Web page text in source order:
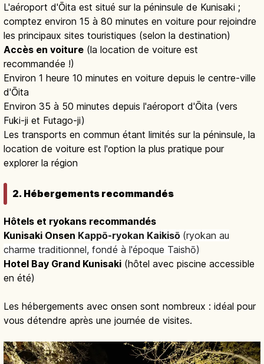
L'aéroport d'Ōita est situé sur la péninsule de Kunisaki ;
comptez environ 15 à 80 minutes en voiture pour rejoindre
les principaux sites touristiques (selon la destination)
Accès en voiture (la location de voiture est
recommandée !)
Environ 1 heure 10 minutes en voiture depuis le centre-ville
d'Ōita
Environ 35 à 50 minutes depuis l'aéroport d'Ōita (vers
Fuki-ji et Futago-ji)
Les transports en commun étant limités sur la péninsule, la
location de voiture est l'option la plus pratique pour
explorer la région
2. Hébergements recommandés
Hôtels et ryokans recommandés
Kunisaki Onsen Kappō-ryokan Kaikisō (ryokan au
charme traditionnel, fondé à l'époque Taishō)
Hotel Bay Grand Kunisaki (hôtel avec piscine accessible
en été)
Les hébergements avec onsen sont nombreux : idéal pour
vous détendre après une journée de visites.